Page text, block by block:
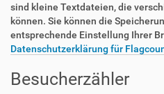
sind kleine Textdateien, die
können. Sie können die
entsprechende Einstellung Ihrer
Datenschutzerklärung für
Besucherzähler